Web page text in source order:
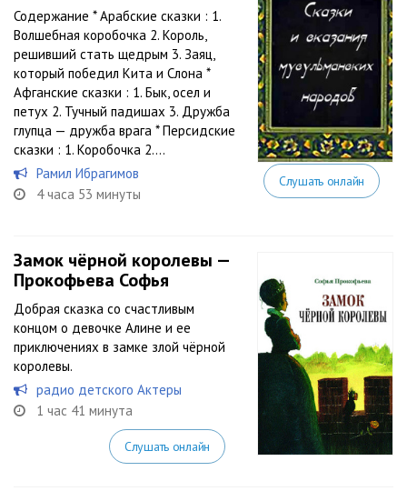
Содержание * Арабские сказки : 1.
Волшебная коробочка 2. Король,
решивший стать щедрым 3. Заяц,
который победил Кита и Слона *
Афганские сказки : 1. Бык, осел и
петух 2. Тучный падишах 3. Дружба
глупца — дружба врага * Персидские
сказки : 1. Коробочка 2....
Рамил Ибрагимов
4 часа 53 минуты
Слушать онлайн
Замок чёрной королевы —
Прокофьева Софья
Добрая сказка со счастливым
концом о девочке Алине и ее
приключениях в замке злой чёрной
королевы.
радио детского Актеры
1 час 41 минута
Слушать онлайн